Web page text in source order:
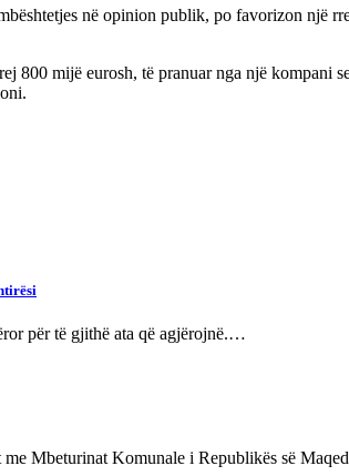
në opinion publik, po favorizon një
800 mijë eurosh, të pranuar nga një
për të gjithë ata që agjërojnë.…
Mbeturinat Komunale i Republikës së